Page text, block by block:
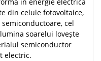
în energie electrică
din celule fotovoltaice,
cel
soarelui lovește
semiconductor
electric.